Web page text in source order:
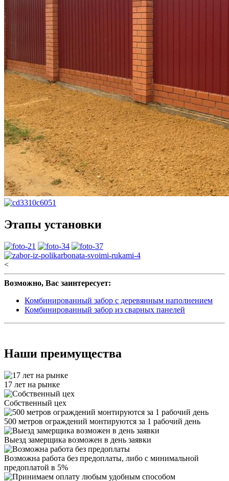
Этапы установки
<
Возможно, Вас заинтересует:
Комбинированный забор с деревянным наполнением
Комбинированный забор из сварных панелей
Наши преимущества
17 лет на рынке
Собственный цех
500 метров ограждений монтируются за 1 рабочий день
Выезд замерщика возможен в день заявки
Возможна работа без предоплаты, либо с минимальной
предоплатой в 5%